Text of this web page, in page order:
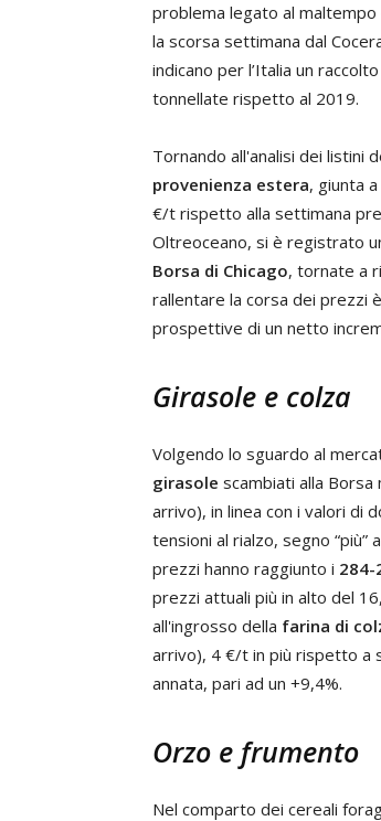
problema legato al maltempo
la scorsa settimana dal
indicano per l’Italia un
tonnellate rispetto al 2019.
Tornando all'analisi dei listini
provenienza estera, giunta
€/t rispetto alla settimana
Oltreoceano, si è registrato
Borsa di Chicago, tornate a
rallentare la corsa dei prezzi
prospettive di un netto
Girasole e colza
Volgendo lo sguardo al
girasole scambiati alla
arrivo), in linea con i valori di
tensioni al rialzo, segno “più”
prezzi hanno raggiunto i
prezzi attuali più in alto del
all'ingrosso della farina di
arrivo), 4 €/t in più rispetto a
annata, pari ad un +9,4%.
Orzo e frumento
Nel comparto dei cereali